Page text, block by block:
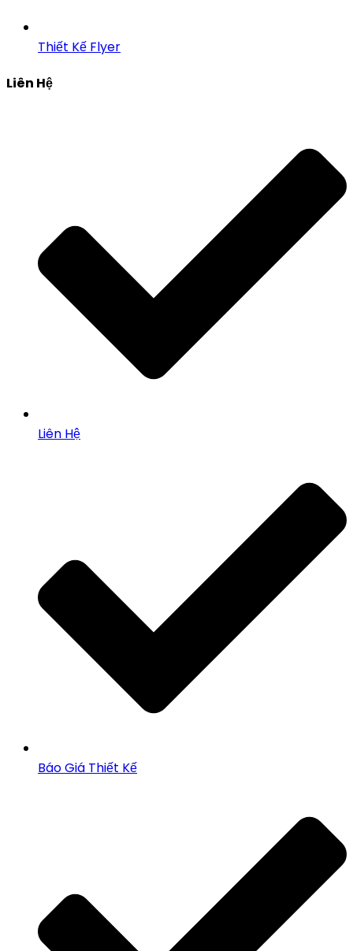
Thiết Kế Flyer
Liên Hệ
Liên Hệ
Báo Giá Thiết Kế